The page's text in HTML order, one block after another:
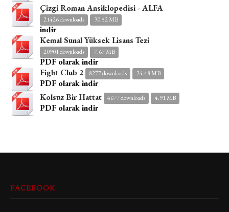
Çizgi Roman Ansiklopedisi - ALFA
21426 downloads 30.52 MB
indir
Kemal Sunal Yüksek Lisans Tezi
20901 downloads 7.67 MB
PDF olarak indir
Fight Club 2
8277 downloads 24.48 MB
PDF olarak indir
Kolsuz Bir Hattat
4677 downloads 4.91 MB
PDF olarak indir
FACEBOOK